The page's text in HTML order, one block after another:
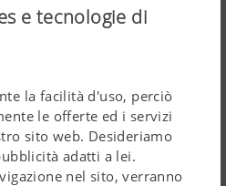
e tecnologie di
la facilità d'uso, perciò
le offerte ed i servizi
sito web. Desideriamo
adatti a lei.
nel sito, verranno